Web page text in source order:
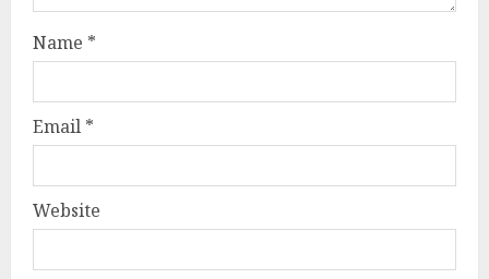
Name *
Email *
Website